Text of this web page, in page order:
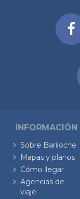
INFORMACIÓN
Sobre Bariloche
Mapas y planos
Cómo llegar
Agencias de
viaje